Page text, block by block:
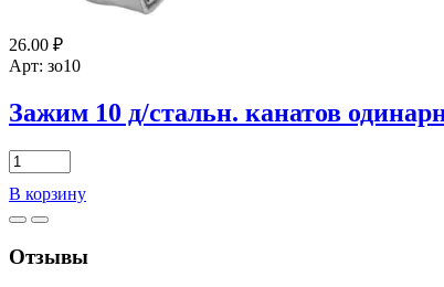
26.00 ₽
Арт: зо10
Зажим 10 д/стальн. канатов
Количество
товара
Зажим
10
стальн.
В корзину
Отзывы